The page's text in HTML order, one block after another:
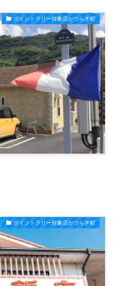
ポイントラリー対象店かつらぎ町
ポイントラリー対象店かつらぎ町